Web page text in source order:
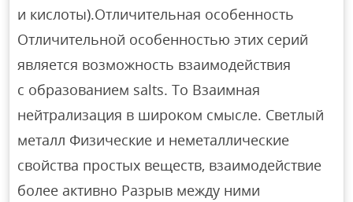
и кислоты).Отличительная особенность
Отличительной особенностью этих серий
является возможность взаимодействия
с образованием salts. To Взаимная
нейтрализация в широком смысле. Светлый
металл Физические и неметаллические
свойства простых веществ, взаимодействие
более активно Разрыв между ними